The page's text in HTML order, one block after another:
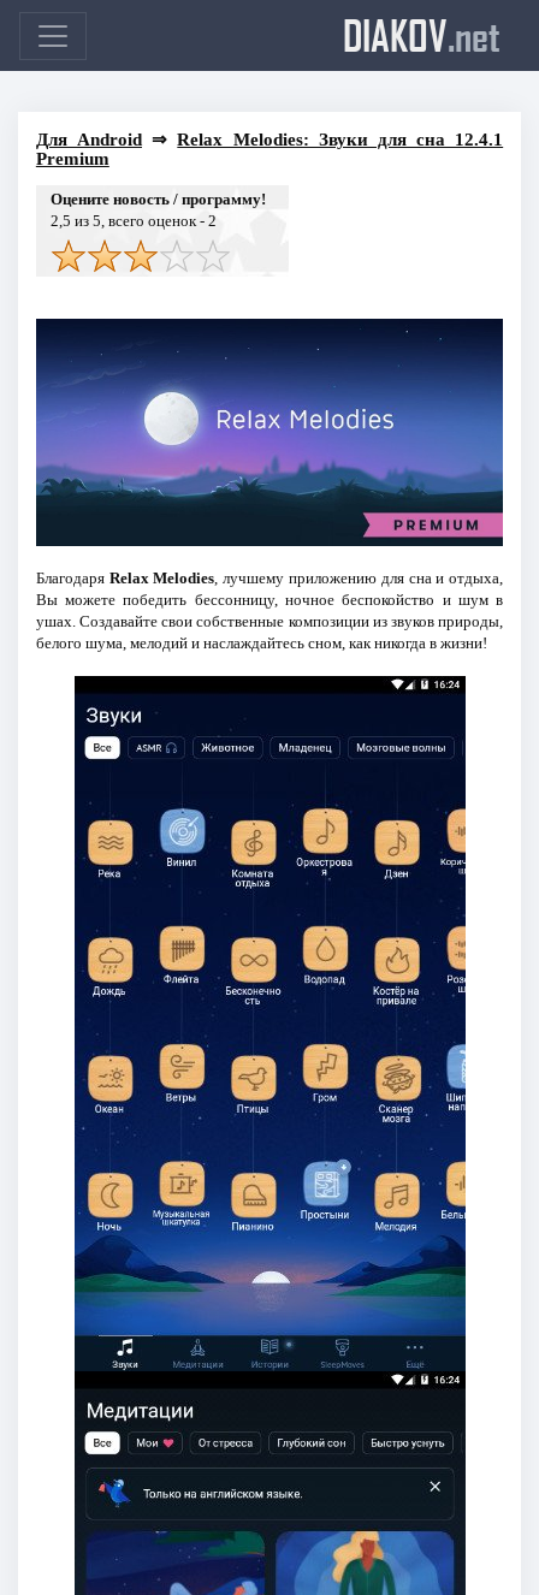
DIAKOV.net
Для Android⇒Relax Melodies: Звуки для сна 12.4.1
Premium
Оцените новость / программу!
2,5 из 5, всего оценок - 2
Благодаря Relax Melodies, лучшему приложению для сна и отдыха,
Вы можете победить бессонницу, ночное беспокойство и шум в
ушах. Создавайте свои собственные композиции из звуков природы,
белого шума, мелодий и наслаждайтесь сном, как никогда в жизни!